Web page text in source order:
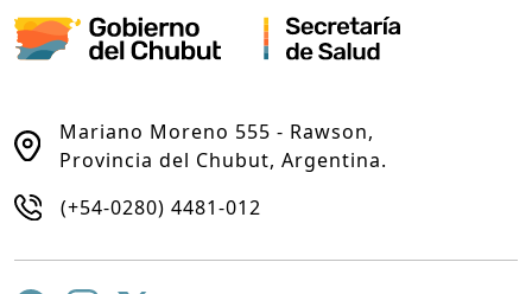
Mariano Moreno 555 - Rawson,
Provincia del Chubut, Argentina.
(+54-0280) 4481-012